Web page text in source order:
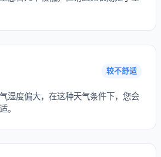
较不舒适
湿度偏大，在这种天气条件下，您会
。